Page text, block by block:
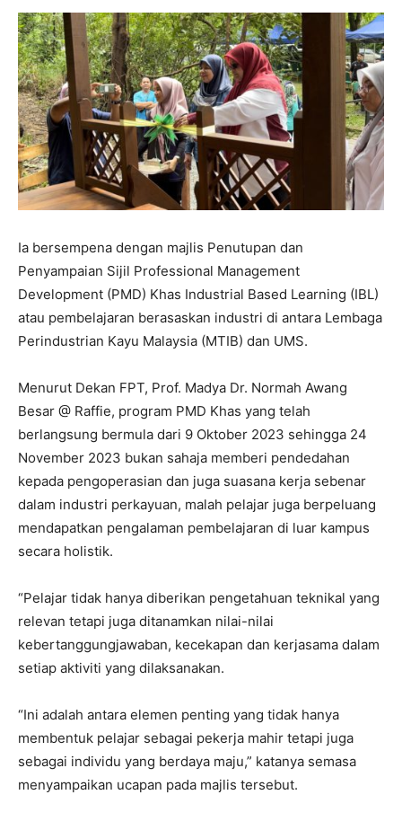
Ia bersempena dengan majlis Penutupan dan
Penyampaian Sijil Professional Management
Development (PMD) Khas Industrial Based Learning (IBL)
atau pembelajaran berasaskan industri di antara Lembaga
Perindustrian Kayu Malaysia (MTIB) dan UMS.
Menurut Dekan FPT, Prof. Madya Dr. Normah Awang
Besar @ Raffie, program PMD Khas yang telah
berlangsung bermula dari 9 Oktober 2023 sehingga 24
November 2023 bukan sahaja memberi pendedahan
kepada pengoperasian dan juga suasana kerja sebenar
dalam industri perkayuan, malah pelajar juga berpeluang
mendapatkan pengalaman pembelajaran di luar kampus
secara holistik.
“Pelajar tidak hanya diberikan pengetahuan teknikal yang
relevan tetapi juga ditanamkan nilai-nilai
kebertanggungjawaban, kecekapan dan kerjasama dalam
setiap aktiviti yang dilaksanakan.
“Ini adalah antara elemen penting yang tidak hanya
membentuk pelajar sebagai pekerja mahir tetapi juga
sebagai individu yang berdaya maju,” katanya semasa
menyampaikan ucapan pada majlis tersebut.